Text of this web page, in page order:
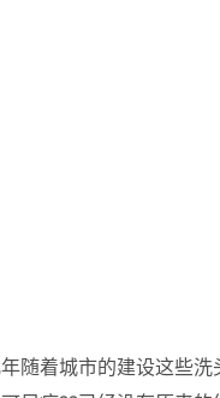
随着城市的建设这些